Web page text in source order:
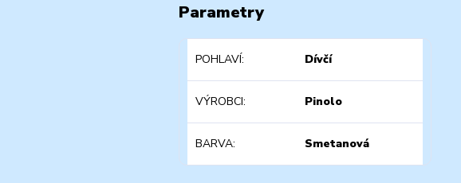
Parametry
POHLAVÍ Dívčí
VÝROBCI Pinolo
BARVA Smetanová